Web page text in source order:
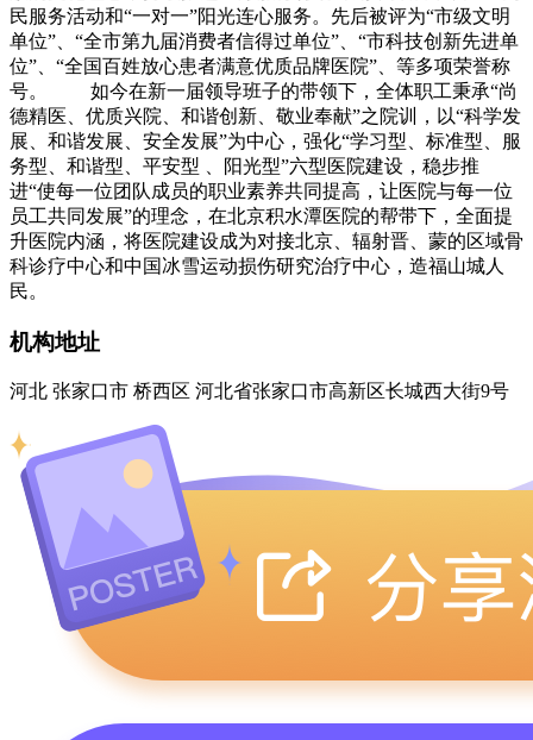
民服务活动和“一对一”阳光连心服务。先后被评为“市级文明
单位”、“全市第九届消费者信得过单位”、“市科技创新先进单
位”、“全国百姓放心患者满意优质品牌医院”、等多项荣誉称
号。 如今在新一届领导班子的带领下，全体职工秉承“尚
德精医、优质兴院、和谐创新、敬业奉献”之院训，以“科学发
展、和谐发展、安全发展”为中心，强化“学习型、标准型、服
务型、和谐型、平安型 、阳光型”六型医院建设，稳步推
进“使每一位团队成员的职业素养共同提高，让医院与每一位
员工共同发展”的理念，在北京积水潭医院的帮带下，全面提
升医院内涵，将医院建设成为对接北京、辐射晋、蒙的区域骨
科诊疗中心和中国冰雪运动损伤研究治疗中心，造福山城人
民。
机构地址
河北 张家口市 桥西区 河北省张家口市高新区长城西大街9号